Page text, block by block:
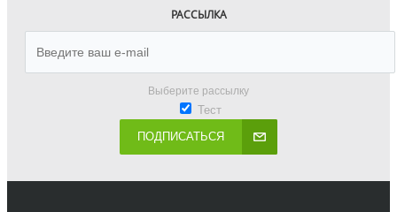
РАССЫЛКА
Выберите рассылку
Тест
ПОДПИСАТЬСЯ